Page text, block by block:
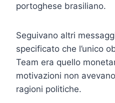
portoghese brasiliano.
Seguivano altri
specificato che l’unico
Team era quello
motivazioni non
ragioni politiche.